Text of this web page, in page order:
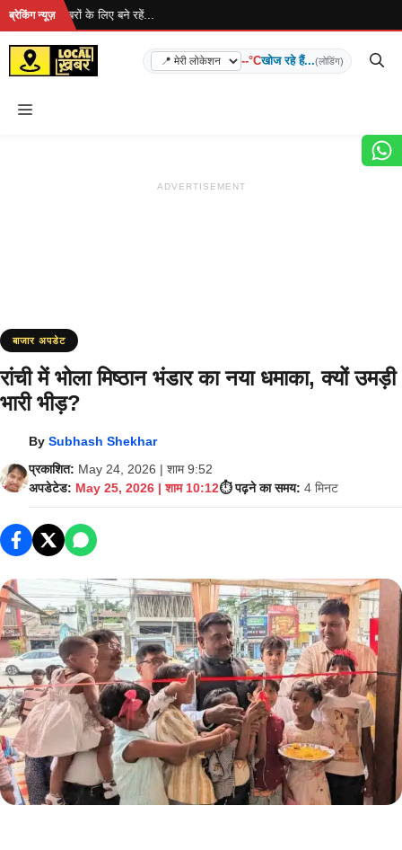
Skip
content
ब्रेकिंग न्यूज़
ताज़ा खबरों के लिए बने रहें...
--°Cखोज रहे हैं...(लोडिंग)
Menu
ADVERTISEMENT
बाजार अपडेट
रांची में भोला मिष्ठान भंडार का नया धमाका, क्यों उमड़ी
भारी भीड़?
By Subhash Shekhar
प्रकाशित: May 24, 2026 | शाम 9:52
अपडेटेड: May 25, 2026 | शाम 10:12⏱️ पढ़ने का समय: 4 मिनट